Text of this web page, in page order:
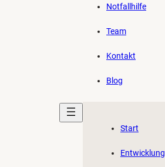
Notfallhilfe
Team
Kontakt
Blog
Start
Entwicklung